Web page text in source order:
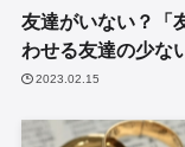
友達がいない？「
わせる友達の少な
2023.02.15